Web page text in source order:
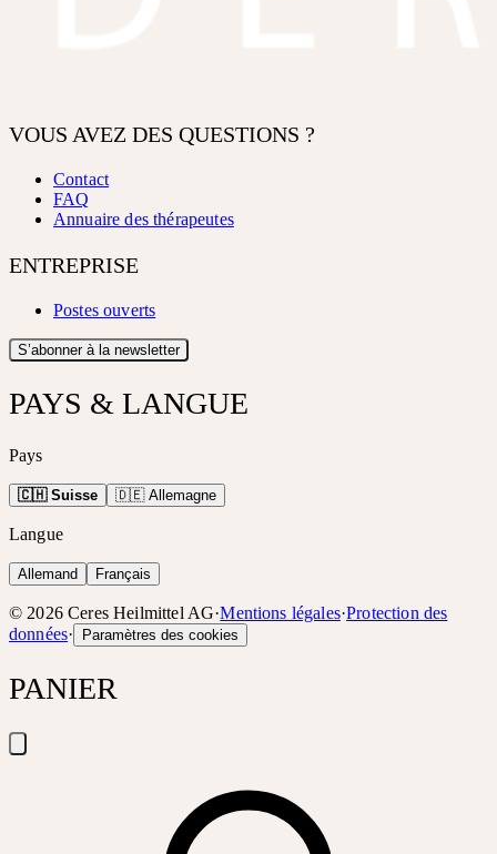
VOUS AVEZ DES QUESTIONS ?
Contact
FAQ
Annuaire des thérapeutes
ENTREPRISE
Postes ouverts
S’abonner à la newsletter
PAYS & LANGUE
Pays
🇨🇭 Suisse 🇩🇪 Allemagne
Langue
Allemand Français
© 2026 Ceres Heilmittel AG·Mentions légales·Protection des
données· Paramètres des cookies
PANIER